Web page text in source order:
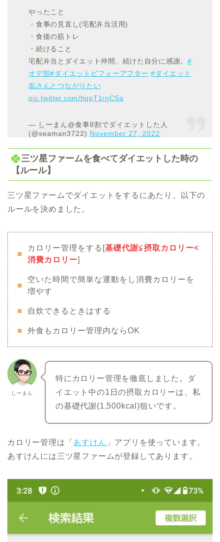
やったこと
・食事の見直し(宅配弁当活用)
・食後の筋トレ
・続けること
宅配弁当とダイエット仲間、続けた自分に感謝。#
オデ部#ダイエットビフォーアフター #ダイエット
垢さんとつながりたい
pic.twitter.com/hqpT1rnCSa
— しーまん@食事8割でダイエットした人
(@seaman3722) November 27, 2022
三ツ星ファームを食べてダイエットした時の
【ルール】
三ツ星ファームでダイエットをするにあたり、以下の
ルールを決めました。
カロリー管理をする[基礎代謝≦摂取カロリー<
消費カロリー]
空いた時間で簡単な運動をし消費カロリーを
増やす
自炊できるときはする
外食もカロリー管理内ならOK
しーまん
特にカロリー管理を徹底しました。ダ
イエット中の1日の摂取カロリーは、私
の基礎代謝(1,500kcal)狙いです。
カロリー管理は「 あすけん 」アプリを使っています。
あすけんには三ツ星ファームが登録してあります。